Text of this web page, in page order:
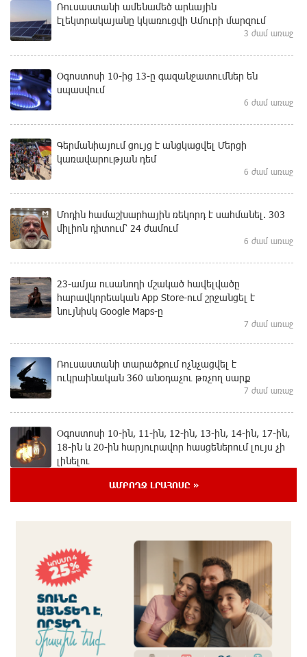
Ռուսաստանի ամենամեծ արևային
էլեկտրակայանը կկառուցվի Ամուրի մարզում
3 ժամ առաջ
Օգոստոսի 10-ից 13-ը գազանջատումներ են
սպասվում
6 ժամ առաջ
Գերմանիայում ցույց է անցկացվել Մերցի
կառավարության դեմ
6 ժամ առաջ
Մոդին համաշխարհային ռեկորդ է սահմանել. 303
միլիոն դիտում՝ 24 ժամում
6 ժամ առաջ
23-ամյա ուսանողի մշակած հավելվածը
հարավկորեական App Store-ում շրջանցել է
նույնիսկ Google Maps-ը
7 ժամ առաջ
Ռուսաստանի տարածքում ոչնչացվել է
ուկրաինական 360 անօդաչու թռչող սարք
7 ժամ առաջ
Օգոստոսի 10-ին, 11-ին, 12-ին, 13-ին, 14-ին, 17-ին,
18-ին և 20-ին հարյուրավոր հասցեներում լույս չի
լինելու
8 ժամ առաջ
Ադրբեջանի Սարով գյուղում տանը 18-ամյա աղջկա
դի է հայտնաբերվել
8 ժամ առաջ
Հայհիդրոմետի տնօրենը գրել է
ԱՄԲՈՂՋ ԼՐԱՀՈՍԸ »